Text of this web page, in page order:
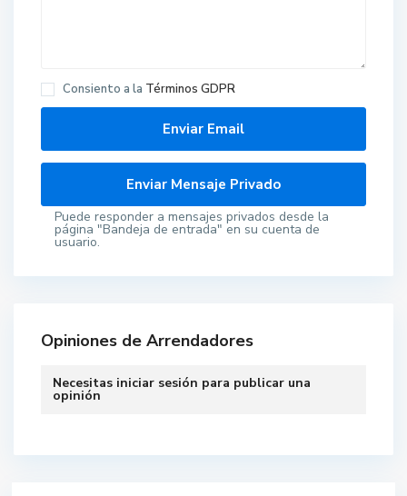
Consiento a la Términos GDPR
Puede responder a mensajes privados desde la
página "Bandeja de entrada" en su cuenta de
usuario.
Opiniones de Arrendadores
Necesitas iniciar sesión para publicar una
opinión